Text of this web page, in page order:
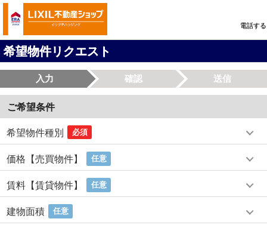
電話する
希望物件リクエスト
入力 確認 送信
ご希望条件
希望物件種別 必須
価格【売買物件】 任意
賃料【賃貸物件】 任意
建物面積 任意